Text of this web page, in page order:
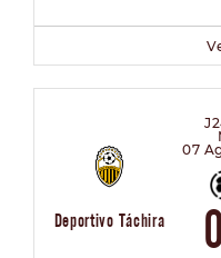
Deportivo Táchira
07
0